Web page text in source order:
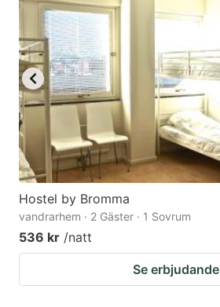
Hostel by Bromma
vandrarhem · 2 Gäster · 1 Sovrum
536 kr /natt
Se erbjudande